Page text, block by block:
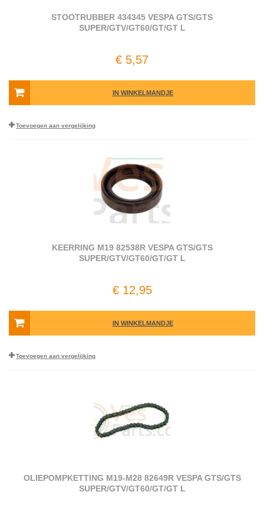
STOOTRUBBER 434345 VESPA GTS/GTS
SUPER/GTV/GT60/GT/GT L
€ 5,57
IN WINKELMANDJE
Toevoegen aan vergelijking
KEERRING M19 82538R VESPA GTS/GTS
SUPER/GTV/GT60/GT/GT L
€ 12,95
IN WINKELMANDJE
Toevoegen aan vergelijking
OLIEPOMPKETTING M19-M28 82649R VESPA GTS/GTS
SUPER/GTV/GT60/GT/GT L